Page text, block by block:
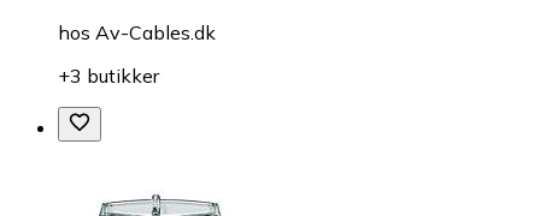
hos Av-Cables.dk
+3 butikker